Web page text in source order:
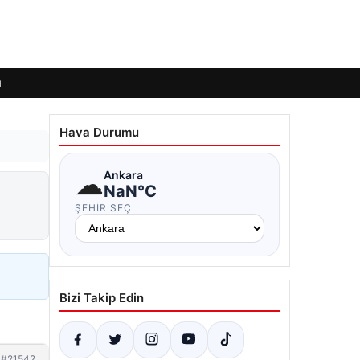
Hava Durumu
☁Ankara
NaN°C
ŞEHIR SEÇ
Bizi Takip Edin